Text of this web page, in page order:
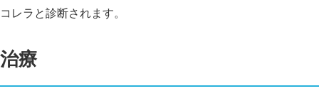
コレラと診断されます。
治療